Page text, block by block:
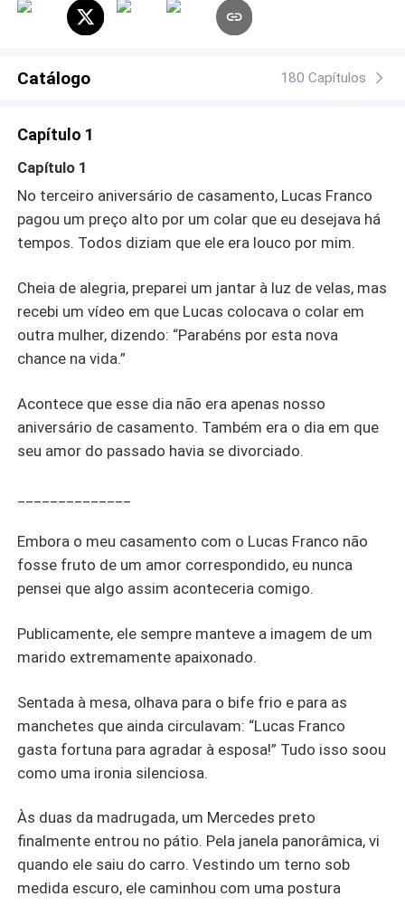
insignificante ex-esposa. Até que, ao me ver ao lado de
outro homem, ele agarrou meu pulso com força, os olhos
Nora, eu errei, por favor, volte para mim? Foi então que
Catálogo 180 Capítulos
Capítulo 1
Capítulo 1
No terceiro aniversário de casamento, Lucas Franco
pagou um preço alto por um colar que eu desejava há
tempos. Todos diziam que ele era louco por mim.
Cheia de alegria, preparei um jantar à luz de velas, mas
recebi um vídeo em que Lucas colocava o colar em
outra mulher, dizendo: “Parabéns por esta nova
chance na vida.”
Acontece que esse dia não era apenas nosso
aniversário de casamento. Também era o dia em que
seu amor do passado havia se divorciado.
Embora o meu casamento com o Lucas Franco não
fosse fruto de um amor correspondido, eu nunca
pensei que algo assim aconteceria comigo.
Publicamente, ele sempre manteve a imagem de um
marido extremamente apaixonado.
Sentada à mesa, olhava para o bife frio e para as
manchetes que ainda circulavam: “Lucas Franco
gasta fortuna para agradar à esposa!” Tudo isso soou
como uma ironia silenciosa.
Às duas da madrugada, um Mercedes preto
finalmente entrou no pátio. Pela janela panorâmica, vi
quando ele saiu do carro. Vestindo um terno sob
medida escuro, ele caminhou com uma postura